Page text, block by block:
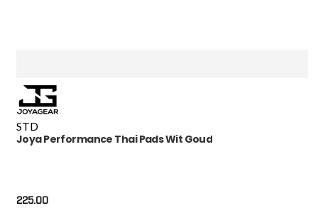
STD
Joya Performance Thai Pads Wit Goud
225.00